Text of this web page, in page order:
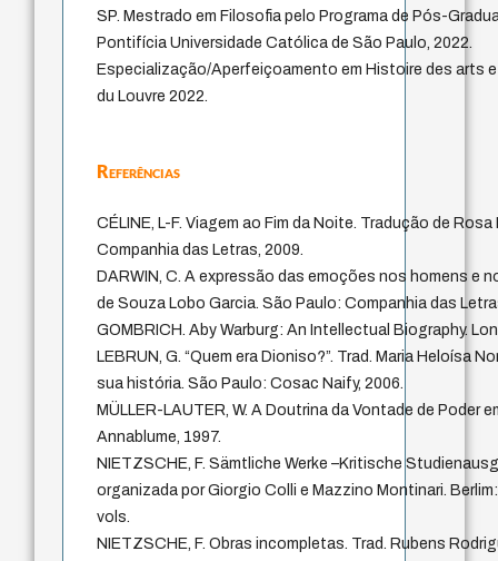
SP. Mestrado em Filosofia pelo Programa de Pós-
Pontifícia Universidade Católica de São Paulo, 2022.
Especialização/Aperfeiçoamento em Histoire des arts
du Louvre 2022.
Referências
CÉLINE, L-F. Viagem ao Fim da Noite. Tradução de Rosa
Companhia das Letras, 2009.
DARWIN, C. A expressão das emoções nos homens e
de Souza Lobo Garcia. São Paulo: Companhia das
GOMBRICH. Aby Warburg: An Intellectual Biography.
LEBRUN, G. “Quem era Dioniso?”. Trad. Maria Heloísa
sua história. São Paulo: Cosac Naify, 2006.
MÜLLER-LAUTER, W. A Doutrina da Vontade de Poder
Annablume, 1997.
NIETZSCHE, F. Sämtliche Werke –Kritische
organizada por Giorgio Colli e Mazzino Montinari.
vols.
NIETZSCHE, F. Obras incompletas. Trad. Rubens